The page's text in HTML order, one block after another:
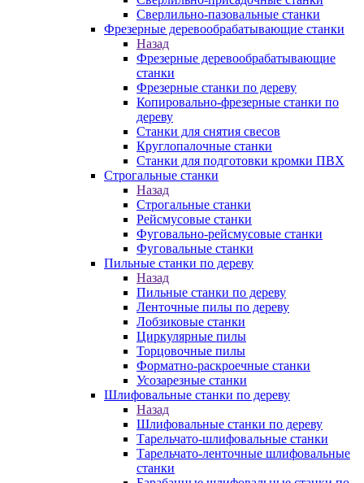
Сверлильно-пазовальные станки
Фрезерные деревообрабатывающие станки
Назад
Фрезерные деревообрабатывающие
станки
Фрезерные станки по дереву
Копировально-фрезерные станки по
дереву
Станки для снятия свесов
Круглопалочные станки
Станки для подготовки кромки ПВХ
Строгальные станки
Назад
Строгальные станки
Рейсмусовые станки
Фуговально-рейсмусовые станки
Фуговальные станки
Пильные станки по дереву
Назад
Пильные станки по дереву
Ленточные пилы по дереву
Лобзиковые станки
Циркулярные пилы
Торцовочные пилы
Форматно-раскроечные станки
Усозарезные станки
Шлифовальные станки по дереву
Назад
Шлифовальные станки по дереву
Тарельчато-шлифовальные станки
Тарельчато-ленточные шлифовальные
станки